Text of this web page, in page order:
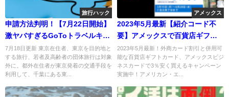
旅行ハック
申請方法判明！【7月22日開始】
激ヤバすぎるGoToトラベルキャ
ンペーンとは？裏技発見！？4人
家族で2泊なら16万円分補助！
7月18日更新 東京在住者、東京を目的地と
する旅行、若者及高齢者の団体旅行は対象
外に。都外在住者が東京発着の交通手段を
利用して、千葉にある東...
アメックス
2023年5月最新【紹介コード不
要】アメックスで百貨店ギフト
カード3％安く買える！マリオッ
ト、ヒルトンも可能！
2023年5月最新！外商カード割引と併用可
能な百貨店ギフトカード、アメックスビジ
ネスカードで3％安く買えるキャンペーン
実施中！アメリカン・エ...